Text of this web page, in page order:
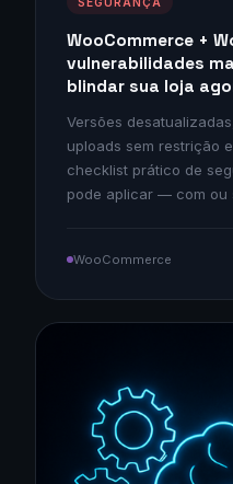
WooCommerce +
vulnerabilidades
blindar sua loja
Versões
uploads sem restrição
checklist prático de
pode aplicar — com ou
WooCommerce